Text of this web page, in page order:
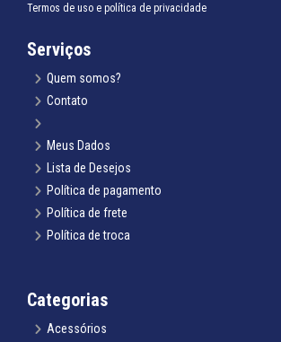
Termos de uso e política de privacidade
Serviços
Quem somos?
Contato
Meus Dados
Lista de Desejos
Política de pagamento
Política de frete
Política de troca
Categorias
Acessórios